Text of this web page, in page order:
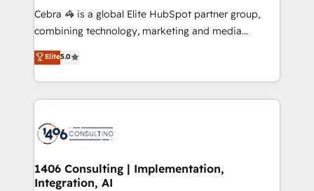
boost with a new HubSpot site Recognized leaders:
🏆 HubSpot Platform Migration Impact Award 🏆
Inbound Campaign of the Year 🏆 Gold AVA Digital
Award for Best Website 🌟 Accreditations: CRM
Cebra 🦓 is a global Elite HubSpot partner group,
combining technology, marketing and media
expertise across Latin America and Southern
Europe, with teams across 7 countries. Born in Chile,
we combine local insight with international reach to
help businesses grow through technology, creativity,
500+ HubSpot implementations, building end-to-
inbound and loop marketing, content, and digital
creativity. Our multicultural team works in Spanish,
Elite5.0
1406 Consulting | Implementation,
Integration, AI